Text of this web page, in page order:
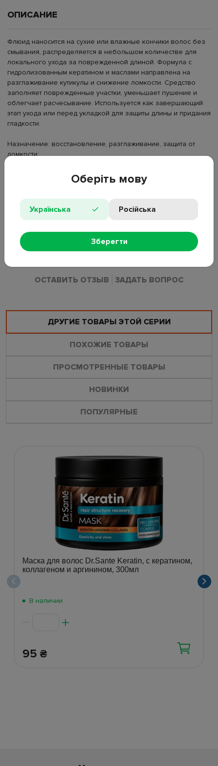
ОПИСАНИЕ
Флюид наносится на сухие или влажные кончики волос без
смывания, распределяется в небольшом количестве для
локального ухода за поврежденной длиной. Формула с
гидролизованным кератином и маслами направлена на
разглаживание кутикулы и снижение ломкости. Средство
заполняет поврежденные участки, уменьшает пушение и
облегчает расчесывание. Используется как завершающий
этап ухода или перед укладкой для защиты длины и придания
гладкости.
Назначение: восстановление, разглаживание, защита от
ломкости;
Caprylyl Methicone, Hydrolyzed Keratin, Prunus Amygdalus Dulcis
Oil, Parfum, Benzyl Alcohol, Hexyl Cinnamal, Benzyl Salicylate,
Ionone, Citronellol, Hydroxyisohexyl 3-Cyclohexene
Carboxaldehyde, Geraniol, Benzyl Benzoate.
ОСТАВИТЬ ОТЗЫВ ЗАДАТЬ ВОПРОС
ДРУГИЕ ТОВАРЫ ЭТОЙ СЕРИИ
ПОХОЖИЕ ТОВАРЫ
ПРОСМОТРЕННЫЕ ТОВАРЫ
НОВИНКИ
ПОПУЛЯРНЫЕ
Маска для волос Dr.Sante Keratin, с кератином,
коллагеном и аргинином, 300мл
В наличии
95 ₴
Оберіть мову
Українська Російська
Зберегти